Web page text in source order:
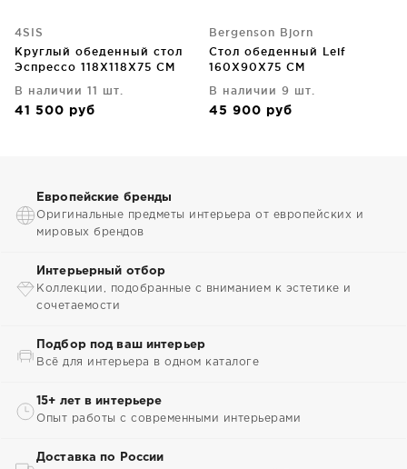
4SIS
Круглый обеденный стол
Эспрессо 118X118X75 CM
В наличии 11 шт.
41 500 руб
Bergenson Bjorn
Стол обеденный Leif
160X90X75 CM
В наличии 9 шт.
45 900 руб
Европейские бренды
Оригинальные предметы интерьера от европейских и
мировых брендов
Интерьерный отбор
Коллекции, подобранные с вниманием к эстетике и
сочетаемости
Подбор под ваш интерьер
Всё для интерьера в одном каталоге
15+ лет в интерьере
Опыт работы с современными интерьерами
Доставка по России